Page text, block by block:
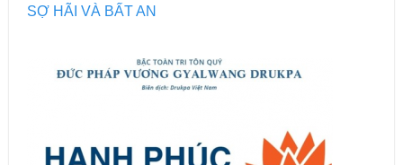
SỢ HÃI VÀ BẤT AN